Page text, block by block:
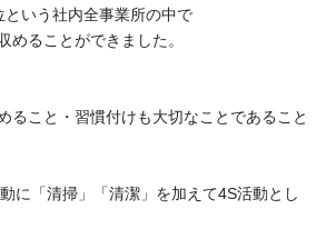
いう社内全事業所の中で
めることができました。
ること・習慣付けも大切なことであること
に「清掃」「清潔」を加えて4S活動とし